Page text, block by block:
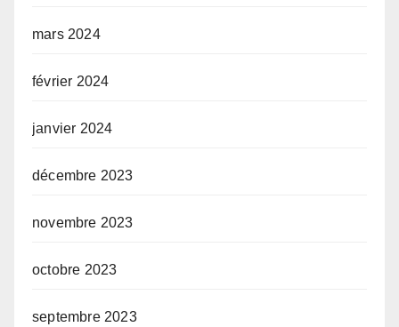
mars 2024
février 2024
janvier 2024
décembre 2023
novembre 2023
octobre 2023
septembre 2023